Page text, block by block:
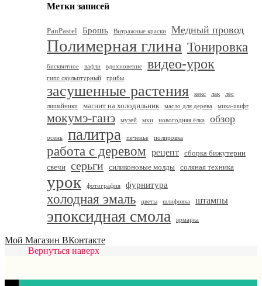
Метки записей
PanPastel Брошь Витражные краски Медный провод
Полимерная глина Тонировка
бисквитное вафли вдохновение видео-урок
гипс скульптурный грибы
засушенные растения кекс лак
лес
лишайники
магнит на холодильник масло для дерева мика-шифт
мокумэ-ганэ музей мхи новогодняя ёлка обзор
осень палитра печенье полировка
работа с деревом рецепт сборка бижутерии
свечи серьги силиконовые молды соляная техника
урок фотография фурнитура
холодная эмаль цветы шлифовка штампы
эпоксидная смола ярмарка
Мой Магазин ВКонтакте
Вернуться наверх